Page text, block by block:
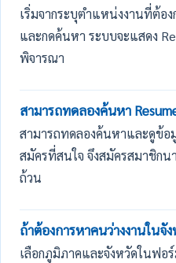
เริ่มจากระบุตำแหน่งงานที่ต้อ
และกดค้นหา ระบบจะแสดง
พิจารณา
สามารถทดลองค้นหา
สามารถทดลองค้นหาและดูข้
สมัครที่สนใจ จึงสมัครสมาชิก
ถ้วน
ถ้าต้องการหาคนว่างงานในจั
เลือกภูมิภาคและจังหวัดในฟอ